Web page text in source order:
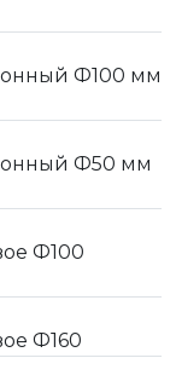
Ф100 мм
Ф50 мм
Ф100
Ф160